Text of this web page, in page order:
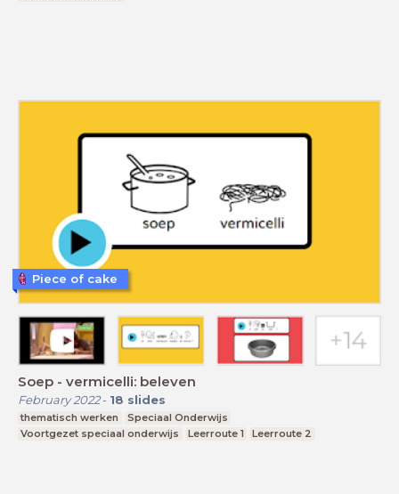
Soep - vermicelli: beleven
February 2022- 18 slides
thematisch werken
Speciaal Onderwijs
Voortgezet speciaal onderwijs
Leerroute 1 Leerroute 2
Piece of cake